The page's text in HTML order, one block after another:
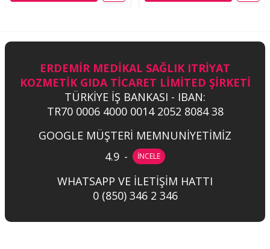
ERDEMİR MEDİKAL SAĞLIK ITRİYAT
KOZMETİK GIDA TİCARET LİMİTED ŞİRKETİ
TÜRKİYE İŞ BANKASI - IBAN:
TR70 0006 4000 0014 2052 8084 38
GOOGLE MÜŞTERİ MEMNUNİYETİMİZ
4.9 - İNCELE
WHATSAPP VE İLETİŞİM HATTI
0 (850) 346 2 346